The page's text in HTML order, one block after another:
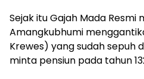
Sejak itu Gajah Mada Resmi
Amangkubhumi
Krewes) yang sudah sepuh
minta pensiun pada tahun